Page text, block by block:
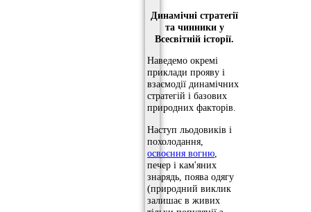
Динамічні стратегії
та чинники у
Всесвітній історії.
Наведемо окремі
приклади прояву і
взаємодії динамічних
стратегій і базових
природних факторів.
Наступ льодовиків і
похолодання,
освоєння вогню
печер і кам'яних
знарядь, поява одягу
(природний виклик
залишає в живих